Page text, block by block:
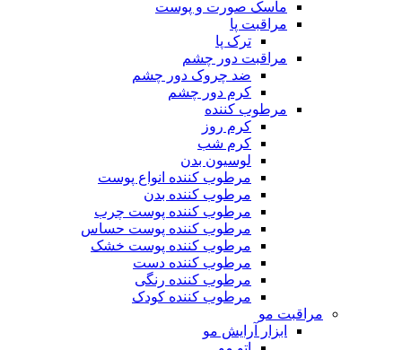
ماسک صورت و پوست
مراقبت پا
مراقبت دور چشم
ضد چروک دور چشم
کرم دور چشم
مرطوب کننده
لوسیون بدن
مرطوب کننده انواع پوست
مرطوب کننده بدن
مرطوب کننده پوست چرب
مرطوب کننده پوست حساس
مرطوب کننده پوست خشک
مرطوب کننده دست
مرطوب کننده رنگی
مرطوب کننده کودک
مراقبت مو
ابزار آرایش مو